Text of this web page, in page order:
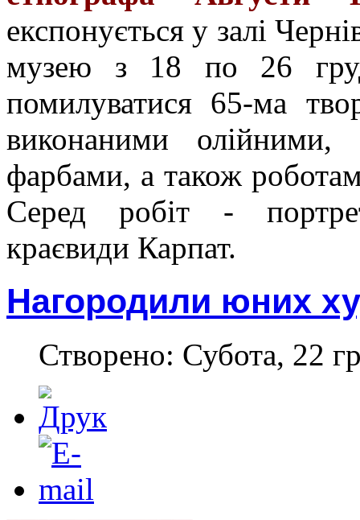
експонується у залі
музею з 18 по 26
помилуватися 65-ма
виконаними олійними,
фарбами, а також
Серед робіт -
краєвиди Карпат.
Нагородили юних
Створено: Субота, 22